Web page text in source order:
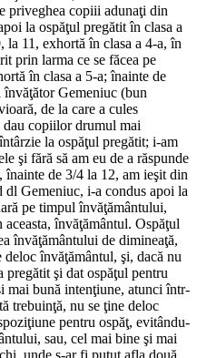
priveghea copiii adunaţi din
la ospăţul pregătit în clasa a
la 11, exhortă în clasa a 4-a, în
prin larma ce se făcea pe
în clasa a 5-a; înainte de
învăţător Gemeniuc (bun
de la care a cules
dau copiilor drumul mai
la ospăţul pregătit; i-am
şi fără să am eu de a răspunde
înainte de 3/4 la 12, am ieşit din
dl Gemeniuc, i-a condus apoi la
pe timpul învăţământului,
învăţământul. Ospăţul
învăţământului de dimineaţă,
deloc învăţământul, şi, dacă nu
pregătit şi dat ospăţul pentru
mai bună intenţiune, atunci într-
trebuinţă, nu se ţine deloc
pentru ospăţ, evitându-
sau, cel mai bine şi mai